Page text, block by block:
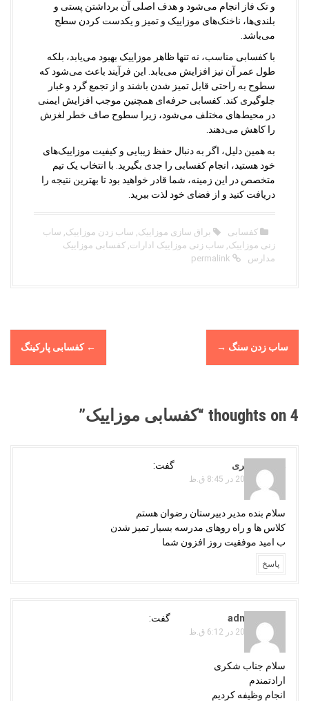
و تک فاز انجام می‌شود و هدف اصلی آن برداشتن پستی و
بلندی‌ها، ناخنک‌های موزاییک و تمیز و یکدست کردن سطح
می‌باشد.
با کفسابی مناسب، نه تنها ظاهر موزاییک بهبود می‌یابد، بلکه
طول عمر آن نیز افزایش می‌یابد. این فرآیند باعث می‌شود که
سطوح به راحتی قابل تمیز شدن باشند و از تجمع گرد و غبار
جلوگیری کند. کفسابی حرفه‌ای همچنین موجب افزایش ایمنی
در محیط‌های مختلف می‌شود، زیرا سطوح صاف خطر لغزش
را کاهش می‌دهند.
به همین دلیل، اگر به دنبال حفظ زیبایی و کیفیت موزاییک‌های
خود هستید، انجام کفسابی را جدی بگیرید. با انتخاب یک تیم
متخصص در این زمینه، شما قادر خواهید بود تا بهترین نتیجه را
دریافت کنید و از فضای خود لذت ببرید.
کفسابی براق سازی موزاییک ساب زدن موزاییک ساب
زنی موزاییک ساب زنی موزاییک ادارات کفسابی موزاییک
مدارس
n
← کفسابی پارکینگ ساب زدن سنگ →
4 thoughts on “ کفسابی موزاییک”
هدایت شکری گفت:
نوامبر 8, 2021 در 8:45 ق.ظ
سلام بنده مدیر دبیرستان رضوان هستم
کلاس ها و راه روهای مدرسه بسیار تمیز شدن
ب امید موفقیت روز افزون شما
پاسخ
adminojaghi گفت:
نوامبر 9, 2021 در 6:12 ق.ظ
سلام جناب شکری
ارادتمندم
انجام وظیفه کردیم